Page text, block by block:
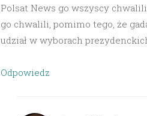
Polsat News go wszyscy
go chwalili, pomimo tego, że
udział w wyborach
Odpowiedz